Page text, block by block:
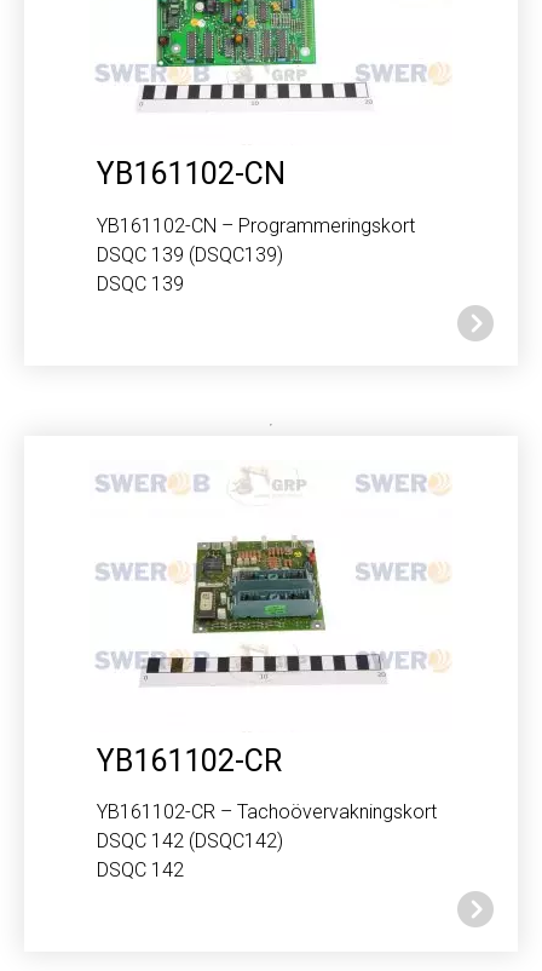
YB161102-CN
YB161102-CN – Programmeringskort
DSQC 139 (DSQC139)
DSQC 139
YB161102-CR
YB161102-CR – Tachoövervakningskort
DSQC 142 (DSQC142)
DSQC 142